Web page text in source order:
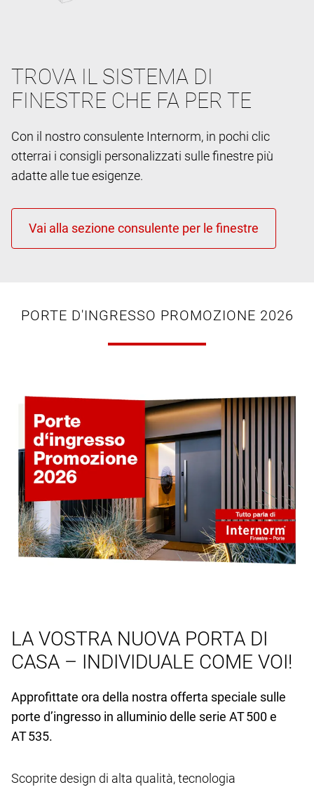
TROVA IL SISTEMA DI
FINESTRE CHE FA PER TE
Con il nostro consulente Internorm, in pochi clic
otterrai i consigli personalizzati sulle finestre più
adatte alle tue esigenze.
PORTE D'INGRESSO PROMOZIONE 2026
LA VOSTRA NUOVA PORTA DI
CASA – INDIVIDUALE COME VOI!
Approfittate ora della nostra offerta speciale sulle
porte d’ingresso in alluminio delle serie AT 500 e
AT 535.
Scoprite design di alta qualità, tecnologia